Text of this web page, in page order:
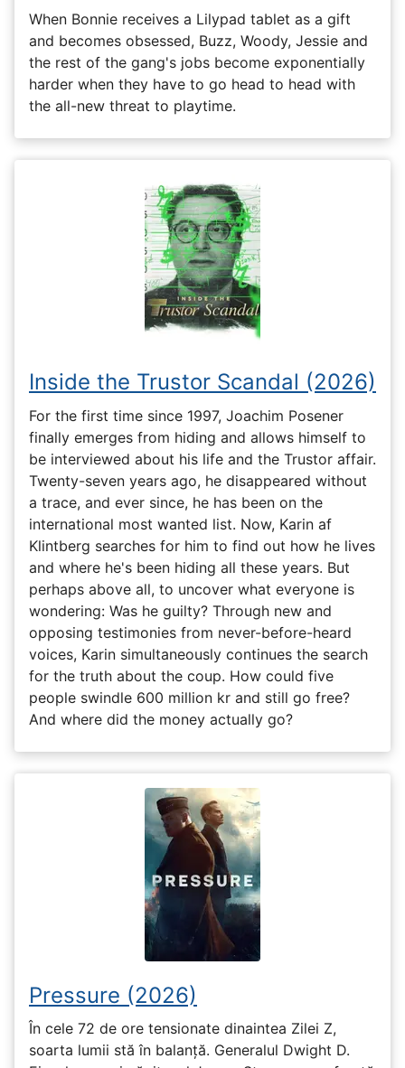
When Bonnie receives a Lilypad tablet as a gift
and becomes obsessed, Buzz, Woody, Jessie and
the rest of the gang's jobs become exponentially
harder when they have to go head to head with
the all-new threat to playtime.
Inside the Trustor Scandal (2026)
For the first time since 1997, Joachim Posener
finally emerges from hiding and allows himself to
be interviewed about his life and the Trustor affair.
Twenty-seven years ago, he disappeared without
a trace, and ever since, he has been on the
international most wanted list. Now, Karin af
Klintberg searches for him to find out how he lives
and where he's been hiding all these years. But
perhaps above all, to uncover what everyone is
wondering: Was he guilty? Through new and
opposing testimonies from never-before-heard
voices, Karin simultaneously continues the search
for the truth about the coup. How could five
people swindle 600 million kr and still go free?
And where did the money actually go?
Pressure (2026)
În cele 72 de ore tensionate dinaintea Zilei Z,
soarta lumii stă în balanță. Generalul Dwight D.